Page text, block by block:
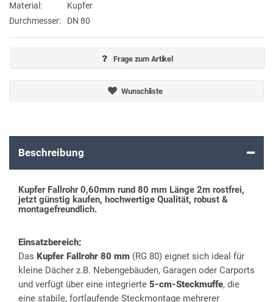
Material:
Kupfer
Durchmesser:
DN 80
Frage zum Artikel
Wunschliste
Beschreibung
Kupfer Fallrohr 0,60mm rund 80 mm Länge 2m rostfrei,
jetzt günstig kaufen, hochwertige Qualität, robust &
montagefreundlich.
Einsatzbereich:
Das Kupfer Fallrohr 80 mm (RG 80) eignet sich ideal für
kleine Dächer z.B. Nebengebäuden, Garagen oder Carports
und verfügt über eine integrierte 5-cm-Steckmuffe, die
eine stabile, fortlaufende Steckmontage mehrerer